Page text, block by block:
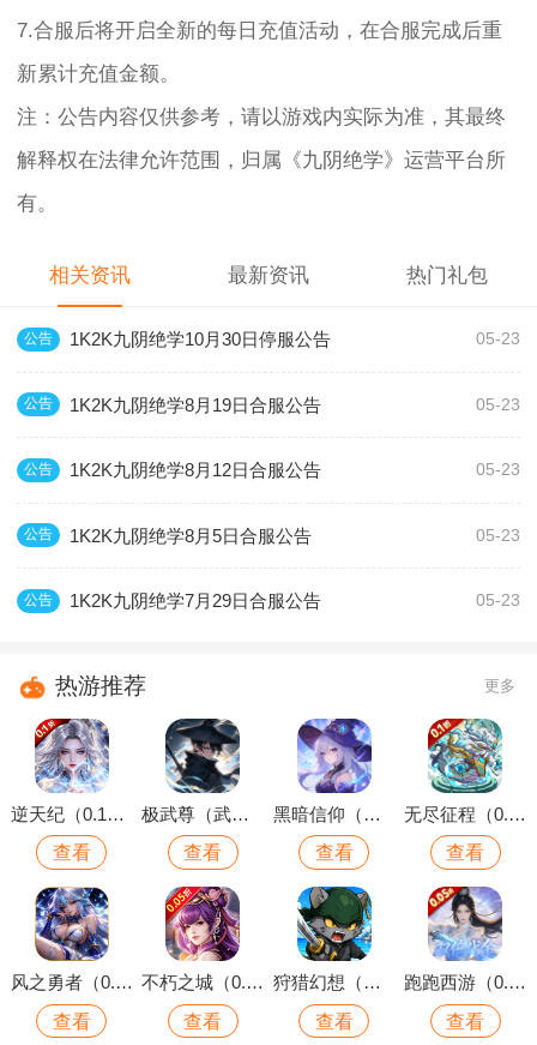
7.合服后将开启全新的每日充值活动，在合服完成后重
新累计充值金额。
注：公告内容仅供参考，请以游戏内实际为准，其最终
解释权在法律允许范围，归属《九阴绝学》运营平台所
有。
相关资讯 最新资讯 热门礼包
公告 1K2K九阴绝学10月30日停服公告 05-23
公告 1K2K九阴绝学8月19日合服公告 05-23
公告 1K2K九阴绝学8月12日合服公告 05-23
公告 1K2K九阴绝学8月5日合服公告 05-23
公告 1K2K九阴绝学7月29日合服公告 05-23
热游推荐 更多
逆天纪（0.1折万抽真充版）
查看
极武尊（武林论剑）
查看
黑暗信仰（魔法远征）
查看
无尽征程（0.1折每天送6480代金卷）
查看
风之勇者（0.1折开局送千抽）
查看
不朽之城（0.05折开局送自选金将）
查看
狩猎幻想（内置0.1折上线送千抽）
查看
跑跑西游（0.05折双倍代金买断版）
查看